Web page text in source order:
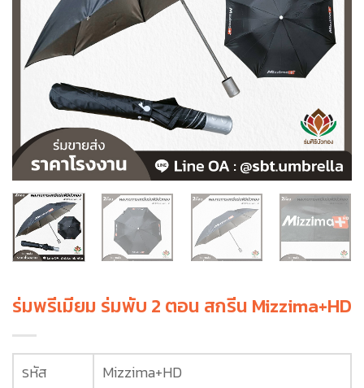
ร่มพรีเมียม ร่มพับ 2 ตอน สกรีน Mizzima+HD
รหัส
Mizzima+HD